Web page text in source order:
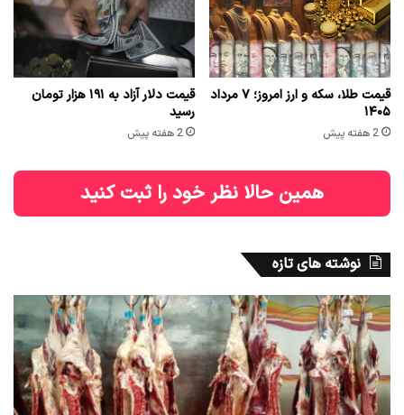
قیمت طلا، سکه و ارز امروز؛ ۷ مرداد
۱۴۰۵
2 هفته پیش
قیمت دلار آزاد به ۱۹۱ هزار تومان
رسید
2 هفته پیش
همین حالا نظر خود را ثبت کنید
نوشته های تازه